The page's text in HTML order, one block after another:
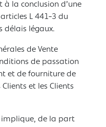
la conclusion d’une
L 441-3 du
délais légaux.
de Vente
de passation
et de fourniture de
et les Clients
implique, de la part